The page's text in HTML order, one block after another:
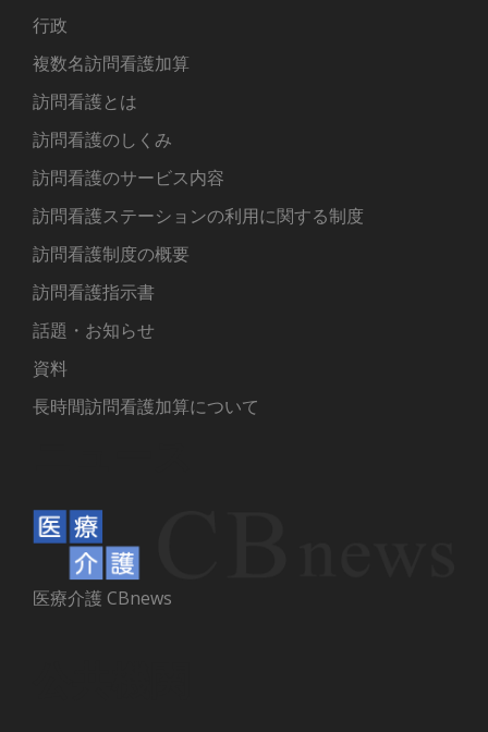
行政
複数名訪問看護加算
訪問看護とは
訪問看護のしくみ
訪問看護のサービス内容
訪問看護ステーションの利用に関する制度
訪問看護制度の概要
訪問看護指示書
話題・お知らせ
資料
長時間訪問看護加算について
医療介護 CBnews